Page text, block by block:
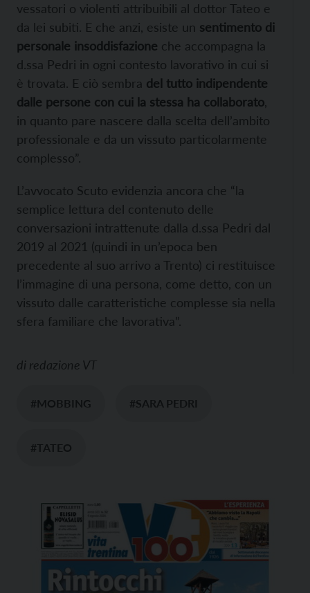
vessatori o violenti attribuibili al dottor Tateo e
da lei subiti. E che anzi, esiste un sentimento di
personale insoddisfazione che accompagna la
d.ssa Pedri in ogni contesto lavorativo in cui si
è trovata. E ciò sembra del tutto indipendente
dalle persone con cui la stessa ha collaborato
in quanto pare nascere dalla scelta dell’ambito
professionale e da un vissuto particolarmente
complesso”.
L’avvocato Scuto evidenzia ancora che “la
semplice lettura del contenuto delle
conversazioni intrattenute dalla d.ssa Pedri dal
2019 al 2021 (quindi in un’epoca ben
precedente al suo arrivo a Trento) ci restituisce
l’immagine di una persona, come detto, con un
vissuto dalle caratteristiche complesse sia nella
sfera familiare che lavorativa”.
di redazione VT
#MOBBING #SARA PEDRI
#TATEO